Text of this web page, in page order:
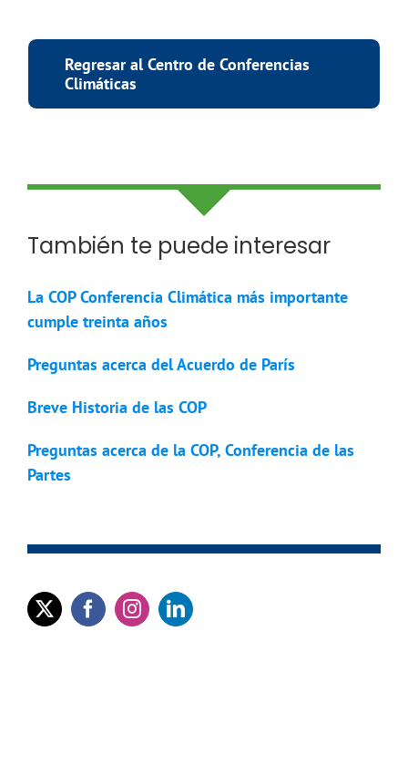
Regresar al Centro de Conferencias
Climáticas
También te puede interesar
La COP Conferencia Climática más importante
cumple treinta años
Preguntas acerca del Acuerdo de París
Breve Historia de las COP
Preguntas acerca de la COP, Conferencia de las
Partes